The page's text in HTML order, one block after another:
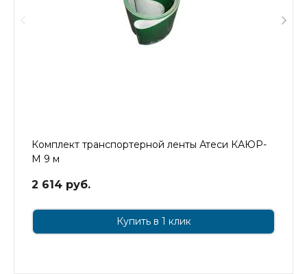
Комплект транспортерной ленты Атеси КАЮР-
М 9 м
2 614 руб.
Купить в 1 клик